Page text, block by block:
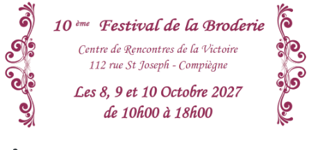
Aller
contenu